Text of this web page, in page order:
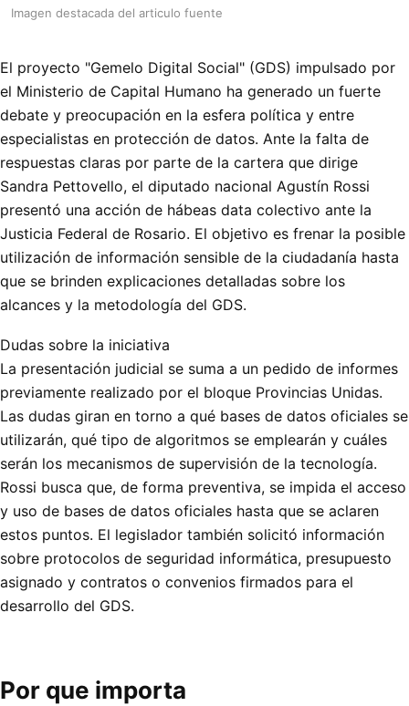
Imagen destacada del articulo fuente
El proyecto "Gemelo Digital Social" (GDS) impulsado por
el Ministerio de Capital Humano ha generado un fuerte
debate y preocupación en la esfera política y entre
especialistas en protección de datos. Ante la falta de
respuestas claras por parte de la cartera que dirige
Sandra Pettovello, el diputado nacional Agustín Rossi
presentó una acción de hábeas data colectivo ante la
Justicia Federal de Rosario. El objetivo es frenar la posible
utilización de información sensible de la ciudadanía hasta
que se brinden explicaciones detalladas sobre los
alcances y la metodología del GDS.
Dudas sobre la iniciativa
La presentación judicial se suma a un pedido de informes
previamente realizado por el bloque Provincias Unidas.
Las dudas giran en torno a qué bases de datos oficiales se
utilizarán, qué tipo de algoritmos se emplearán y cuáles
serán los mecanismos de supervisión de la tecnología.
Rossi busca que, de forma preventiva, se impida el acceso
y uso de bases de datos oficiales hasta que se aclaren
estos puntos. El legislador también solicitó información
sobre protocolos de seguridad informática, presupuesto
asignado y contratos o convenios firmados para el
desarrollo del GDS.
Por que importa